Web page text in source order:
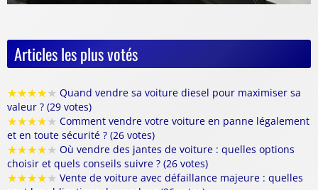
Articles les plus votés
★★★★★ Quand vendre sa voiture diesel pour maximiser sa
valeur ? (29 votes)
★★★★★ Comment vendre votre voiture en panne légalement
et en toute sécurité ? (26 votes)
★★★★★ Où vendre des jantes de voiture : quelles options
choisir et quels conseils suivre ? (26 votes)
★★★★★ Vente de voiture avec défaillance majeure : quelles